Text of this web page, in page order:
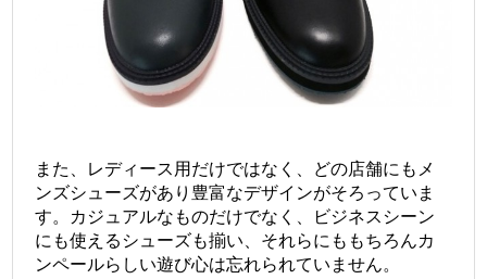
また、レディース用だけではなく、どの店舗にもメ
ンズシューズがあり豊富なデザインがそろっていま
す。カジュアルなものだけでなく、ビジネスシーン
にも使えるシューズも揃い、それらにももちろんカ
ンペールらしい遊び心は忘れられていません。